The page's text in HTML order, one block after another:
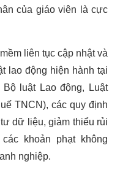
của giáo viên là cực
liên tục cập nhật và
lao động hiện hành tại
luật Lao động, Luật
TNCN), các quy định
dữ liệu, giảm thiểu rủi
khoản phạt không
nghiệp.